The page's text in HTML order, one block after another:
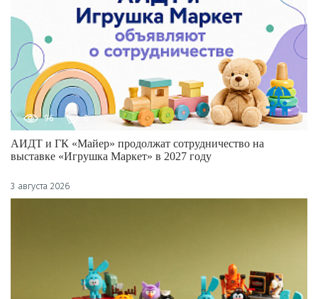
96 0
АИДТ и ГК «Майер» продолжат сотрудничество на
выставке «Игрушка Маркет» в 2027 году
3 августа 2026